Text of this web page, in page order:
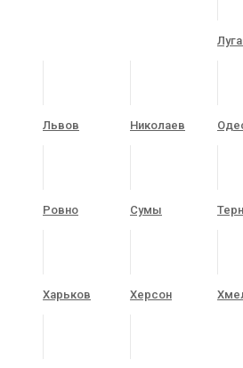
Львов Николаев
Ровно Сумы
Харьков Херсон